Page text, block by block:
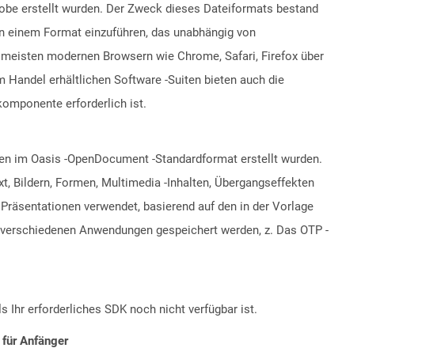
erstellt wurden. Der Zweck dieses Dateiformats bestand
Format einzuführen, das unabhängig von
modernen Browsern wie Chrome, Safari, Firefox über
erhältlichen Software -Suiten bieten auch die
erforderlich ist.
im Oasis -OpenDocument -Standardformat erstellt wurden.
Bildern, Formen, Multimedia -Inhalten, Übergangseffekten
verwendet, basierend auf den in der Vorlage
Anwendungen gespeichert werden, z. Das OTP -
Ihr erforderliches SDK noch nicht verfügbar ist.
für Anfänger